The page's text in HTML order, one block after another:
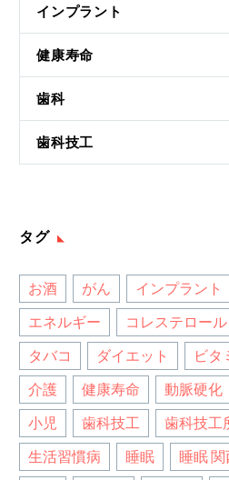
インプラント
健康寿命
歯科
歯科技工
タグ
お酒 がん インプラント
エネルギー
コレステロール
タバコ
ダイエット ビタ
介護
健康寿命 動脈硬化
小児
歯科技工 歯科技工
生活習慣病
睡眠 睡眠 関